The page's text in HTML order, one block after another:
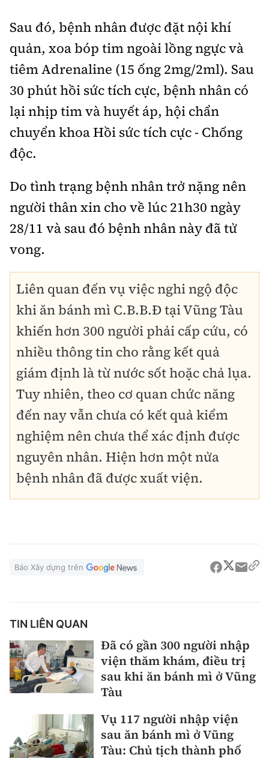
Sau đó, bệnh nhân được đặt nội khí
quản, xoa bóp tim ngoài lồng ngực và
tiêm Adrenaline (15 ống 2mg/2ml). Sau
30 phút hồi sức tích cực, bệnh nhân có
lại nhịp tim và huyết áp, hội chẩn
chuyển khoa Hồi sức tích cực - Chống
độc.
Do tình trạng bệnh nhân trở nặng nên
người thân xin cho về lúc 21h30 ngày
28/11 và sau đó bệnh nhân này đã tử
vong.
Liên quan đến vụ việc nghi ngộ độc
khi ăn bánh mì C.B.B.Đ tại Vũng Tàu
khiến hơn 300 người phải cấp cứu, có
nhiều thông tin cho rằng kết quả
giám định là từ nước sốt hoặc chả lụa.
Tuy nhiên, theo cơ quan chức năng
đến nay vẫn chưa có kết quả kiểm
nghiệm nên chưa thể xác định được
nguyên nhân. Hiện hơn một nửa
bệnh nhân đã được xuất viện.
Báo Xây dựng trên
TIN LIÊN QUAN
Đã có gần 300 người nhập
viện thăm khám, điều trị
sau khi ăn bánh mì ở Vũng
Tàu
Vụ 117 người nhập viện
sau ăn bánh mì ở Vũng
Tàu: Chủ tịch thành phố